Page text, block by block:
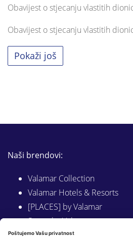
Obavijest o stjecanju vlastitih
Obavijest o stjecanju vlastitih
Pokaži još
Naši brendovi:
Valamar Collection
Valamar Hotels & Resorts
[PLACES] by Valamar
Sunny by Valamar
Valamar Camping